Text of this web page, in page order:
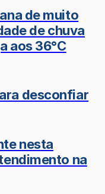
de muito
de chuva
aos 36°C
desconfiar
nesta
na